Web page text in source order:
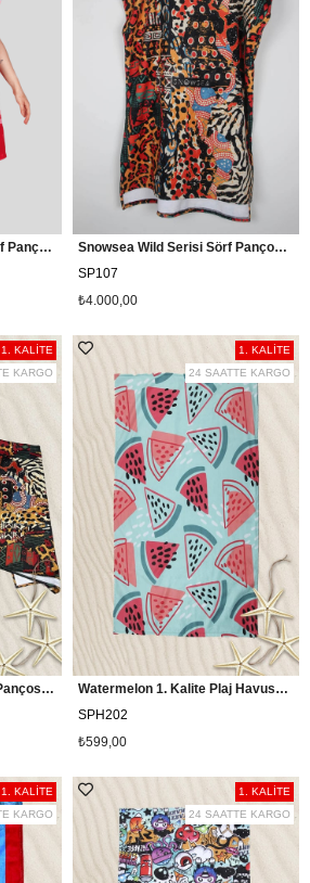
Marilyn Monroe Kadın Sörf Pançosu Snowsea SP109
Snowsea Wild Serisi Sörf Pançosu, Plaj Havlu Panço
SP107
₺4.000,00
Snowsea Wild Serisi Plaj Pançosu ve Havlu Takımı
1. KALİTE
KARGO
Watermelon 1. Kalite Plaj Havusu / Snowsea SPH202
SPH202
₺599,00
1. KALİTE
24 SAATTE KARGO
1. KALİTE
KARGO
1. KALİTE
24 SAATTE KARGO